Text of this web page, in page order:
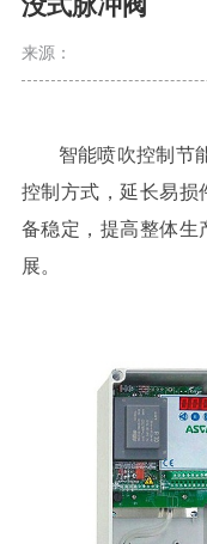
来源：
智能喷吹控制节
控制方式，延长易损
备稳定，提高整体生
展。